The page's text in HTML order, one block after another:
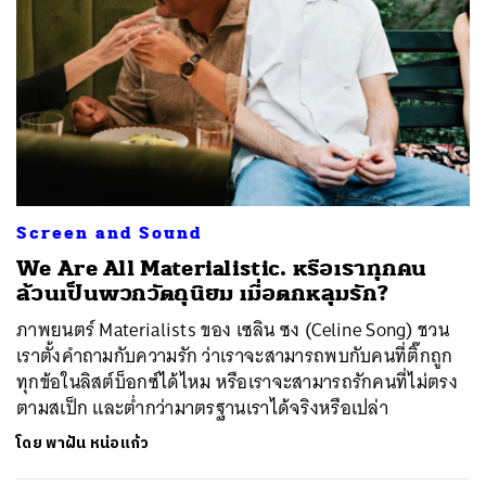
Screen and Sound
We Are All Materialistic. หรือเราทุกคน
ล้วนเป็นพวกวัตถุนิยม เมื่อตกหลุมรัก?
ภาพยนตร์ Materialists ของ เซลิน ซง (Celine Song) ชวน
เราตั้งคำถามกับความรัก ว่าเราจะสามารถพบกับคนที่ติ๊กถูก
ทุกข้อในลิสต์บ็อกซ์ได้ไหม หรือเราจะสามารถรักคนที่ไม่ตรง
ตามสเป็ก และต่ำกว่ามาตรฐานเราได้จริงหรือเปล่า
โดยพาฝัน หน่อแก้ว